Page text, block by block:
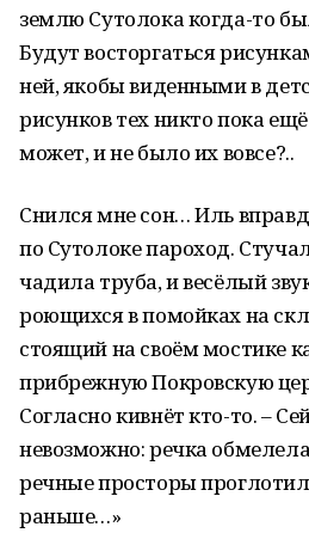
землю Сутолока когда-то
Будут восторгаться
ней, якобы виденными в
рисунков тех никто пока
может, и не было их вовсе?..
Снился мне сон… Иль
по Сутолоке пароход.
чадила труба, и весёлый
роющихся в помойках на
стоящий на своём мостике
прибрежную Покровскую
Согласно кивнёт кто-то. –
невозможно: речка
речные просторы
раньше…»